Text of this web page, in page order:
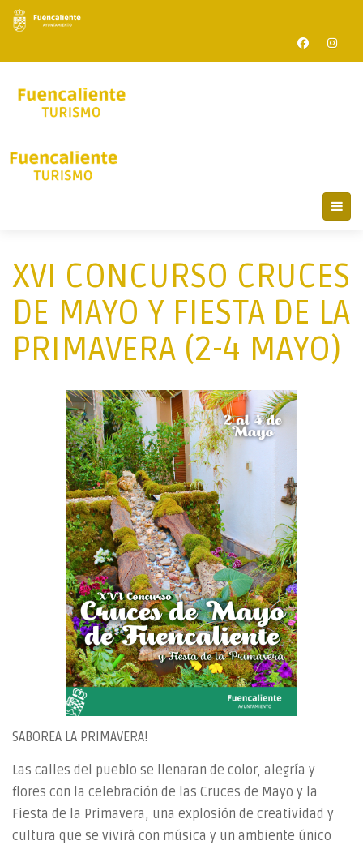
XVI CONCURSO CRUCES
DE MAYO Y FIESTA DE LA
PRIMAVERA (2-4 MAYO)
SABOREA LA PRIMAVERA!
Las calles del pueblo se llenaran de color, alegría y
flores con la celebración de las Cruces de Mayo y la
Fiesta de la Primavera, una explosión de creatividad y
cultura que se vivirá con música y un ambiente único